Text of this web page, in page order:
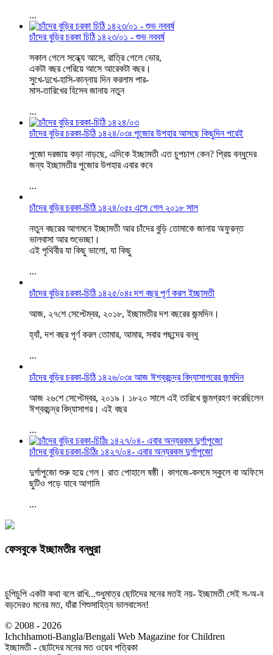
...
চাঁদের বুড়ির চরকা চিঠি ১৪২৩/০১ - শুভ নববর্ষ
সকাল গেলে সন্ধ্যে আসে, রাত্রি গেলে ভোর,
একটা বছর পেরিয়ে আসে আরেকটা বছর।
সুখে-দুখে-হাসি-কান্নায় দিন করলাম পার-
মাস-তারিখের হিসেব জানায় নতুন
...
চাঁদের বুড়ির চরকা-চিঠি ১৪২৪/০৩ঃ পুজোর উপহার আসছে কিছুদিন পরেই
পুজো দরজায় কড়া নাড়ছে, এদিকে ইচ্ছামতী এত চুপচাপ কেন? প্রিয় বন্ধুদের
জন্য ইচ্ছামতীর পুজোর উপহার এবার কবে
...
চাঁদের বুড়ির চরকা-চিঠি ১৪২৪/০৫ঃ এসে গেল ২০১৮ সাল
নতুন বছরের আগমনে ইচ্ছামতী আর চাঁদের বুড়ি তোমাকে জানায় অফুরন্ত
ভালবাসা আর শুভেচ্ছা।
এই পৃথিবীর যা কিছু ভালো, যা কিছু
...
চাঁদের বুড়ির চরকা-চিঠি ১৪২৫/০৪ঃ দশ বছর পূর্ণ করল ইচ্ছামতী
আজ, ২৭শে সেপ্টেম্বর, ২০১৮, ইচ্ছামতীর দশ বছরের জন্মদিন।
হ্যাঁ, দশ বছর পূর্ণ করল তোমার, আমার, সবার পছন্দের বন্ধু
...
চাঁদের বুড়ির চরকা-চিঠি ১৪২৬/০৩ঃ আজ ঈশ্বরচন্দ্র বিদ্যাসাগরের জন্মদিন
আজ ২৬শে সেপ্টেম্বর, ২০১৯। ১৮২০ সালে এই তারিখে জন্মগ্রহণ করেছিলেন
ঈশ্বরচন্দ্র বিদ্যাসাগর। এই বছর
...
চাঁদের বুড়ির চরকা-চিঠিঃ ১৪২৭/০৪- এবার অন্যরকম দুর্গাপুজো
দুর্গাপুজো শুরু হয়ে গেল। রাত পোহালে ষষ্ঠী। কাগজে-কলমে স্কুলে বা অফিসে
ছুটিও পড়ে যাবে আগামি
...
ফেসবুকে ইচ্ছামতীর বন্ধুরা
চুপিচুপি একটা কথা বলে রাখি...শুধুমাত্র ছোটদের মনের মতই নয়- ইচ্ছামতী সেই স-অ-ব
বড়দেরও মনের মত, যাঁরা শিশুসাহিত্য ভালবাসেন!
© 2008 - 2026
Ichchhamoti-Bangla/Bengali Web Magazine for Children
ইচ্ছামতী - ছোটদের মনের মত ওয়েব পত্রিকা